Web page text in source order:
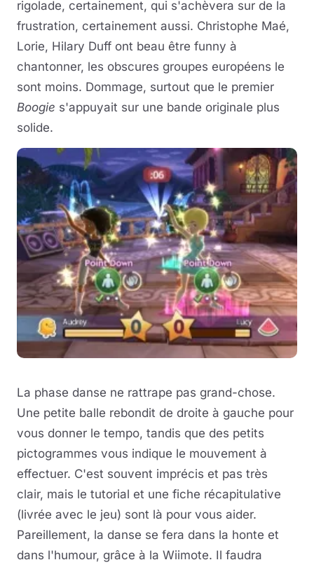
rigolade, certainement, qui s'achèvera sur de la
frustration, certainement aussi. Christophe Maé,
Lorie, Hilary Duff ont beau être funny à
chantonner, les obscures groupes européens le
sont moins. Dommage, surtout que le premier
Boogie s'appuyait sur une bande originale plus
solide.
La phase danse ne rattrape pas grand-chose.
Une petite balle rebondit de droite à gauche pour
vous donner le tempo, tandis que des petits
pictogrammes vous indique le mouvement à
effectuer. C'est souvent imprécis et pas très
clair, mais le tutorial et une fiche récapitulative
(livrée avec le jeu) sont là pour vous aider.
Pareillement, la danse se fera dans la honte et
dans l'humour, grâce à la Wiimote. Il faudra